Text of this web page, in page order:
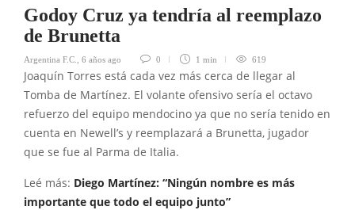
Godoy Cruz ya tendría al reemplazo
de Brunetta
Argentina F.C. 6 años ago 0 1 min 619
Joaquín Torres está cada vez más cerca de llegar al
Tomba de Martínez. El volante ofensivo sería el octavo
refuerzo del equipo mendocino ya que no sería tenido en
cuenta en Newell’s y reemplazará a Brunetta, jugador
que se fue al Parma de Italia.
Leé más: Diego Martínez: “Ningún nombre es más
importante que todo el equipo junto”